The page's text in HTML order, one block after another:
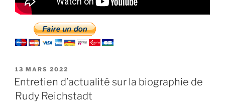
PUBLIÉ
LE
13 MARS 2022
Entretien d’actualité sur la biographie de
Rudy Reichstadt